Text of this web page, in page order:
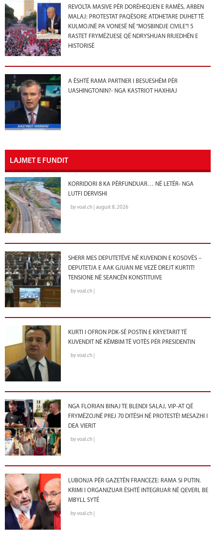
REVOLTA MASIVE PËR DORËHEQJEN E RAMËS, ARBEN
MALAJ: PROTESTAT PAQËSORE ATDHETARE DUHET TË
KULMOJNË PA VONESË NË “MOSBINDJE CIVILE”! 5
RASTET FRYMËZUESE QË NDRYSHUAN RRJEDHËN E
HISTORISË
A ËSHTË RAMA PARTNER I BESUESHËM PËR
UASHINGTONIN?- NGA KASTRIOT HAXHIAJ
LAJMET E FUNDIT
KORRIDORI 8 KA PËRFUNDUAR… NË LETËR- NGA
LUTFI DERVISHI
by voal.ch | august 8, 2026
SHERR MES DEPUTETËVE NË KUVENDIN E KOSOVËS –
DEPUTETJA E AAK GJUAN ME VEZË DREJT KURTIT!
TENSIONE NË SEANCËN KONSTITUIVE
by voal.ch |
KURTI I OFRON PDK-SË POSTIN E KRYETARIT TË
KUVENDIT NË KËMBIM TË VOTËS PËR PRESIDENTIN
by voal.ch |
NGA FLORIAN BINAJ TE BLENDI SALAJ, VIP-AT QË
FRYMËZOJNË PREJ 70 DITËSH NË PROTESTË! MESAZHI I
DEA VIERIT
by voal.ch |
LUBONJA PËR GAZETËN FRANCEZE: RAMA SI PUTIN.
KRIMI I ORGANIZUAR ËSHTË INTEGRUAR NË QEVERI, BE
MBYLL SYTË
by voal.ch |